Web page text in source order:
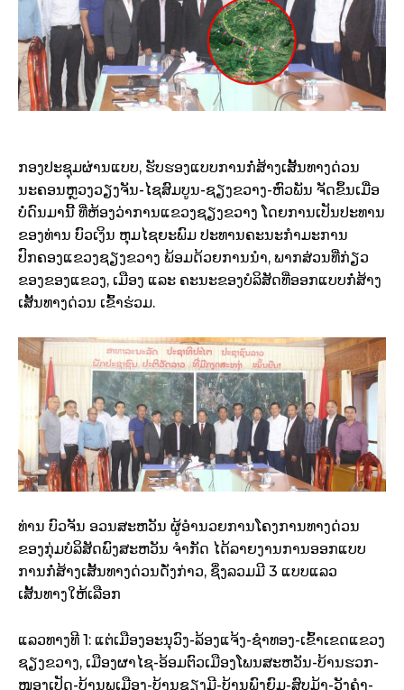
ກອງປະຊຸມຜ່ານແບບ, ຮັບຮອງແບບການກໍ່ສ້າງເສັ້ນທາງດ່ວນ
ນະຄອນຫຼວງວຽງຈັນ-ໄຊສົມບູນ-ຊຽງຂວາງ-ຫົວພັນ ຈັດຂຶ້ນເມື່ອ
ບໍ່ດົນມານີ້ ທີ່ຫ້ອງວ່າການແຂວງຊຽງຂວາງ ໂດຍການເປັນປະທານ
ຂອງທ່ານ ບົວເງິນ ຫຸມໄຊຍະພົມ ປະທານຄະນະກຳມະການ
ປົກຄອງແຂວງຊຽງຂວາງ ພ້ອມດ້ວຍການນຳ, ພາກສ່ວນທີ່ກ່ຽວ
ຂອງຂອງແຂວງ, ເມືອງ ແລະ ຄະນະຂອງບໍລິສັດທີ່ອອກແບບກໍ່ສ້າງ
ເສັ້ນທາງດ່ວນ ເຂົ້າຮ່ວມ.
ທ່ານ ບົວຈັນ ອວນສະຫວັນ ຜູ້ອຳນວຍການໂຄງການທາງດ່ວນ
ຂອງກຸ່ມບໍລິສັດພົງສະຫວັນ ຈຳກັດ ໄດ້ລາຍງານການອອກແບບ
ການກໍ່ສ້າງເສັ້ນທາງດ່ວນດັ່ງກ່າວ, ຊຶ່ງລວມມີ 3 ແບບແລວ
ເສັ້ນທາງໃຫ້ເລືອກ
ແລວທາງທີ 1: ແຕ່ເມືອງອະນຸວົງ-ລ້ອງແຈ້ງ-ຊຳທອງ-ເຂົ້າເຂດແຂວງ
ຊຽງຂວາງ, ເມືອງຜາໄຊ-ອ້ອມຕົວເມືອງໂພນສະຫວັນ-ບ້ານຮວກ-
ໜອງເປັດ-ບ້ານພູເມືອງ-ບ້ານຊຽງມີ-ບ້ານພົງຍົມ-ສົບມ້າ-ວັງຄຳ-